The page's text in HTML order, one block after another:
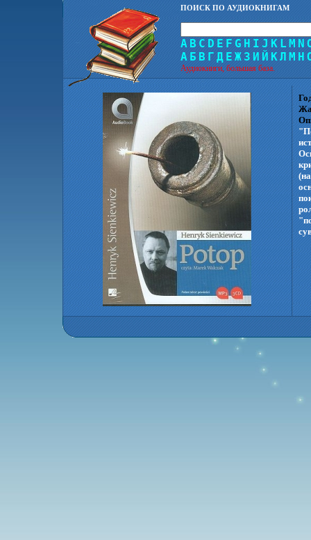
ПОИСК ПО АУДИОКНИГАМ
A B C D E F G H I J K L M N
А Б В Г Д Е Ж З И Й КЛ М Н
Аудиокниги, большая база.